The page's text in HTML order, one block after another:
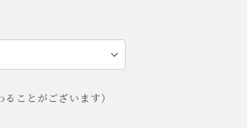
ことがございます）